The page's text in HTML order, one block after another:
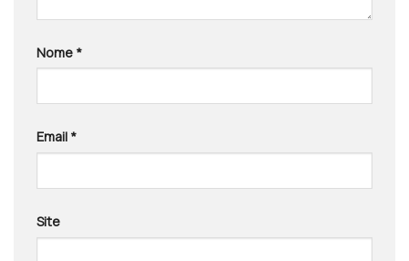
Nome *
Email *
Site